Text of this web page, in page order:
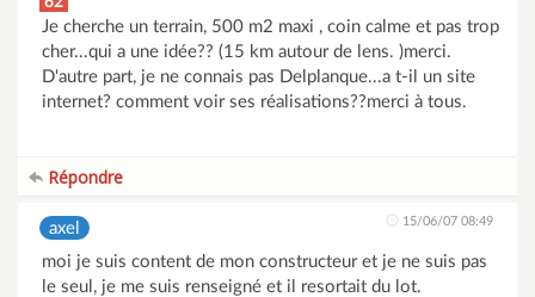
Je cherche un terrain, 500 m2 maxi , coin calme et pas trop
cher...qui a une idée?? (15 km autour de lens. )merci.
D'autre part, je ne connais pas Delplanque...a t-il un site
internet? comment voir ses réalisations??merci à tous.
Répondre
axel 15/06/07 08:49
moi je suis content de mon constructeur et je ne suis pas
le seul, je me suis renseigné et il resortait du lot.